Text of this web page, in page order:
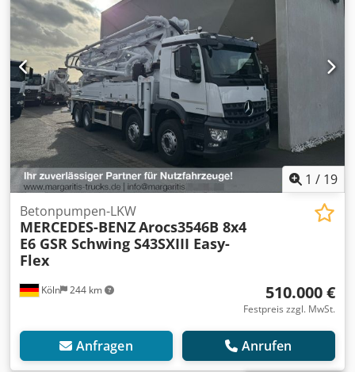
1 / 19
Köln 244 km
Betonpumpen-LKW
MERCEDES-BENZArocs3546B 8x4
E6 GSR Schwing S43SXIII Easy-
Flex
510.000 €
Festpreis zzgl. MwSt.
Anfragen Anrufen